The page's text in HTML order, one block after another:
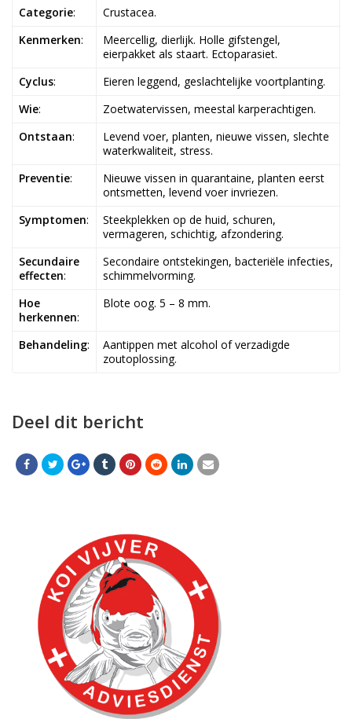
Categorie:
Crustacea.
Kenmerken:
Meercellig, dierlijk. Holle gifstengel,
eierpakket als staart. Ectoparasiet.
Cyclus:
Eieren leggend, geslachtelijke voortplanting.
Wie:
Zoetwatervissen, meestal karperachtigen.
Ontstaan:
Levend voer, planten, nieuwe vissen, slechte
waterkwaliteit, stress.
Preventie:
Nieuwe vissen in quarantaine, planten eerst
ontsmetten, levend voer invriezen.
Symptomen:
Steekplekken op de huid, schuren,
vermageren, schichtig, afzondering.
Secundaire
effecten:
Secondaire ontstekingen, bacteriële infecties,
schimmelvorming.
Hoe
herkennen:
Blote oog. 5 – 8 mm.
Behandeling:
Aantippen met alcohol of verzadigde
zoutoplossing.
Deel dit bericht